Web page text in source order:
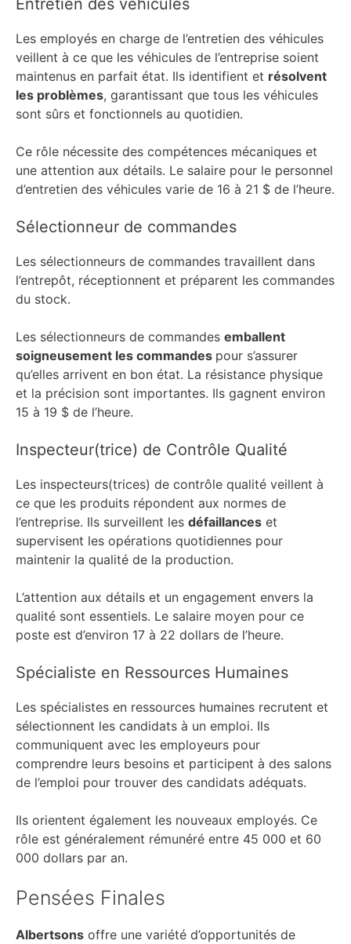
Les employés en charge de l’entretien des véhicules
veillent à ce que les véhicules de l’entreprise soient
maintenus en parfait état. Ils identifient et résolvent
les problèmes, garantissant que tous les véhicules
sont sûrs et fonctionnels au quotidien.
Ce rôle nécessite des compétences mécaniques et
une attention aux détails. Le salaire pour le personnel
d’entretien des véhicules varie de 16 à 21 $ de l’heure.
Sélectionneur de commandes
Les sélectionneurs de commandes travaillent dans
l’entrepôt, réceptionnent et préparent les commandes
du stock.
Les sélectionneurs de commandes emballent
soigneusement les commandes pour s’assurer
qu’elles arrivent en bon état. La résistance physique
et la précision sont importantes. Ils gagnent environ
15 à 19 $ de l’heure.
Inspecteur(trice) de Contrôle Qualité
Les inspecteurs(trices) de contrôle qualité veillent à
ce que les produits répondent aux normes de
l’entreprise. Ils surveillent les défaillances et
supervisent les opérations quotidiennes pour
maintenir la qualité de la production.
L’attention aux détails et un engagement envers la
qualité sont essentiels. Le salaire moyen pour ce
poste est d’environ 17 à 22 dollars de l’heure.
Spécialiste en Ressources Humaines
Les spécialistes en ressources humaines recrutent et
sélectionnent les candidats à un emploi. Ils
communiquent avec les employeurs pour
comprendre leurs besoins et participent à des salons
de l’emploi pour trouver des candidats adéquats.
Ils orientent également les nouveaux employés. Ce
rôle est généralement rémunéré entre 45 000 et 60
000 dollars par an.
Pensées Finales
Albertsons offre une variété d’opportunités de